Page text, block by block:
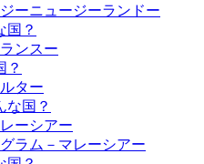
ーニュージーランドー
国？
ンスー
？
ター
な国？
ーシアー
ラム－マレーシアー